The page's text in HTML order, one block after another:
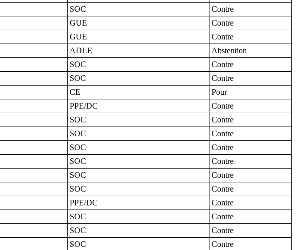
SOC
Contre
GUE
Contre
GUE
Contre
ADLE
Abstention
SOC
Contre
SOC
Contre
CE
Pour
PPE/DC
Contre
SOC
Contre
SOC
Contre
SOC
Contre
SOC
Contre
SOC
Contre
SOC
Contre
PPE/DC
Contre
SOC
Contre
SOC
Contre
SOC
Contre